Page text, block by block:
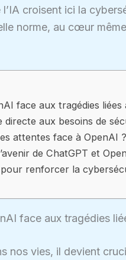
croisent ici la
norme, au cœur
face aux tragédies liées
aux besoins de
attentes face à OpenAI ?
de ChatGPT et
renforcer la
face aux tragédies
nos vies, il devient